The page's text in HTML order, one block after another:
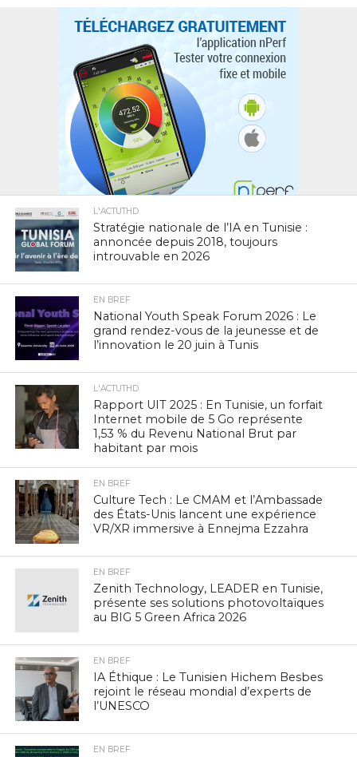
L'ACTUTHD
Stratégie nationale de l’IA en Tunisie :
annoncée depuis 2018, toujours
introuvable en 2026
EN BREF
National Youth Speak Forum 2026 : Le
grand rendez-vous de la jeunesse et de
l’innovation le 20 juin à Tunis
L'ACTUTHD
Rapport UIT 2025 : En Tunisie, un forfait
Internet mobile de 5 Go représente
1,53 % du Revenu National Brut par
habitant par mois
EN BREF
Culture Tech : Le CMAM et l’Ambassade
des États-Unis lancent une expérience
VR/XR immersive à Ennejma Ezzahra
EN BREF
Zenith Technology, LEADER en Tunisie,
présente ses solutions photovoltaïques
au BIG 5 Green Africa 2026
EN BREF
IA Éthique : Le Tunisien Hichem Besbes
rejoint le réseau mondial d’experts de
l’UNESCO
EN BREF